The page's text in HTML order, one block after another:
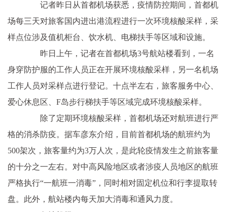
记者昨日从首都机场获悉，疫情防控期间，首都机
场每三天对旅客国内进出港流程进行一次环境核酸采样，采
样点位涉及值机柜台、饮水机、电梯扶手等区域和设施。
昨日上午，记者在首都机场3号航站楼看到，一名
身穿防护服的工作人员正在开展环境核酸采样，另一名机场
工作人员对采样点进行登记。十点半左右，旅客服务中心、
爱心休息区、F岛步行梯扶手等区域完成环境核酸采样。
除了定期环境核酸采样，首都机场还对航班进行严
格的消杀防疫。据车彦东介绍，目前首都机场的航班约为
500架次，旅客量约为3万人次，是此轮疫情发生之前旅客量
的十分之一左右。对中高风险地区或者涉疫人员地区的航班
严格执行“一航班一消毒”，同时相对固定机位和行李提取转
盘。此外，航站楼内每天加大消毒和通风力度。